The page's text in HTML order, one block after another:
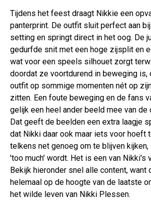
Tijdens het feest draagt Nikkie een
panterprint. De outfit sluit perfect aan
setting en springt direct in het oog. De
gedurfde snit met een hoge zijsplit en
wat voor een speels silhouet zorgt
doordat ze voortdurend in beweging
outfit op sommige momenten nét op
zitten. Een foute beweging en de fans
gelijk een heel ander beeld mee van de
Dat geeft de beelden een extra laagje
dat Nikki daar ook maar iets voor hoeft
telkens net genoeg om te blijven
'too much' wordt. Het is een van Nikki's
Bekijk hieronder snel alle content, want
helemaal op de hoogte van de laatste
het wilde leven van Nikki Plessen.